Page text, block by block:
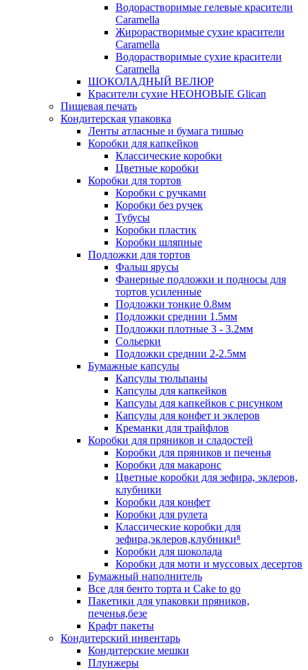
Водорастворимые гелевые красители
Caramella
Жирорастворимые сухие красители
Caramella
Водорастворимые сухие красители
Caramella
ШОКОЛАДНЫЙ ВЕЛЮР
Красители сухие НЕОНОВЫЕ Glican
Пищевая печать
Кондитерская упаковка
Ленты атласные и бумага тишью
Коробки для капкейков
Классические коробки
Цветные коробки
Коробки для тортов
Коробки с ручками
Коробки без ручек
Тубусы
Коробки пластик
Коробки шляпные
Подложки для тортов
Фальш ярусы
Фанерные подложки и подносы для
тортов усиленные
Подложки тонкие 0.8мм
Подложки среднии 1.5мм
Подложки плотные 3 - 3.2мм
Сольерки
Подложки среднии 2-2.5мм
Бумажные капсулы
Капсулы тюльпаны
Капсулы для капкейков
Капсулы для капкейков с рисунком
Капсулы для конфет и эклеров
Креманки для трайфлов
Коробки для пряников и сладостей
Коробки для пряников и печенья
Коробки для макаронс
Цветные коробки для зефира, эклеров,
клубники
Коробки для конфет
Коробки для рулета
Классические коробки для
зефира,эклеров,клубники⁸
Коробки для шоколада
Коробки для моти и муссовых десертов
Бумажный наполнитель
Все для бенто торта и Cake to go
Пакетики для упаковки пряников,
печенья,безе
Крафт пакеты
Кондитерский инвентарь
Кондитерские мешки
Плунжеры